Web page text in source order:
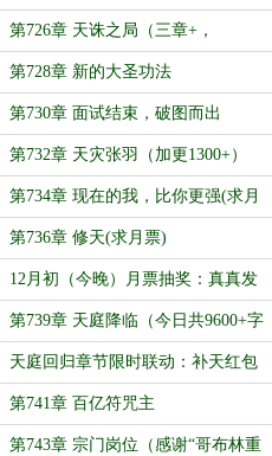
8000）
第726章 天诛之局（三章+，
9200+字求月票）
第728章 新的大圣功法
第730章 面试结束，破图而出
第732章 天灾张羽（加更1300+）
第734章 现在的我，比你更强(求月
票)
第736章 修天(求月票)
12月初（今晚）月票抽奖：真真发
丝剑（琉璃玉丝），可视化法骸法宝
收纳箱
第739章 天庭降临（今日共9600+字
=3章+，求月票）
天庭回归章节限时联动：补天红包
第741章 百亿符咒主
第743章 宗门岗位（感谢“哥布林重